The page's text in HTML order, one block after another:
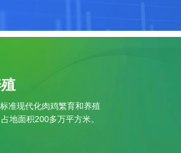
准现代化肉鸡繁育和养殖
地面积200多万平方米。